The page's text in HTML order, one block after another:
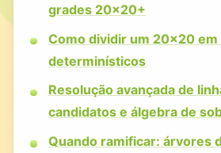
grades 20x20+
Como dividir um 20x20 em
determinísticos
Resolução avançada de
candidatos e álgebra de
Quando ramificar: árvores